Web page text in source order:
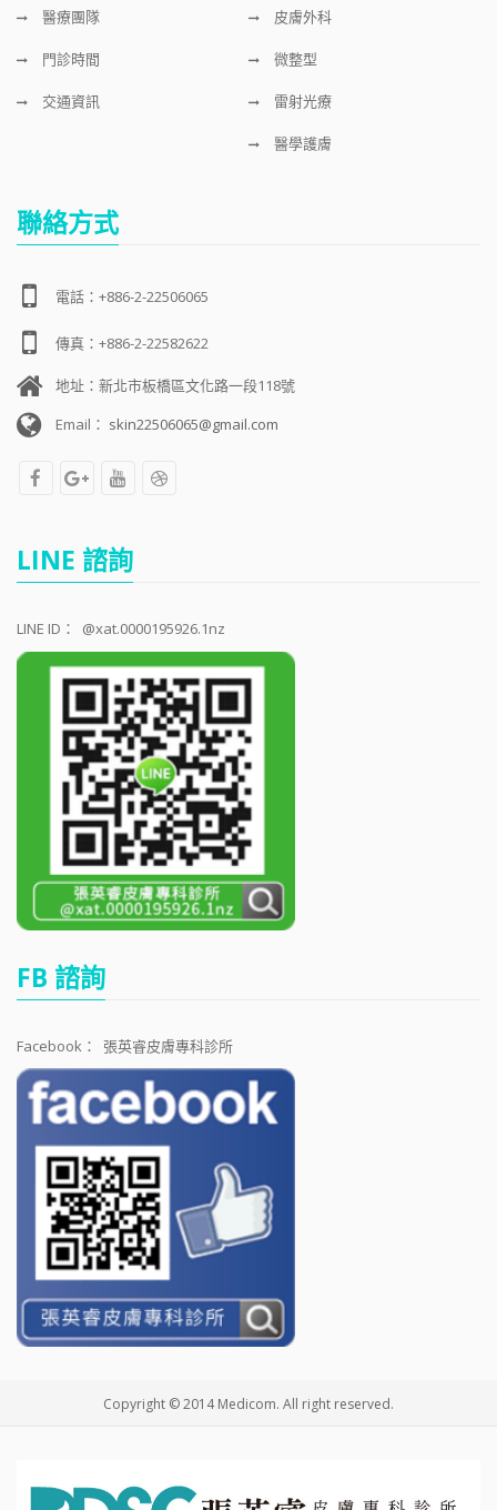
醫療團隊 皮膚外科
門診時間 微整型
交通資訊 雷射光療
醫學護膚
聯絡方式
電話：+886-2-22506065
傳真：+886-2-22582622
地址：新北市板橋區文化路一段118號
Email： skin22506065@gmail.com
LINE 諮詢
LINE ID： @xat.0000195926.1nz
FB 諮詢
Facebook： 張英睿皮膚專科診所
Copyright © 2014 Medicom. All right reserved.